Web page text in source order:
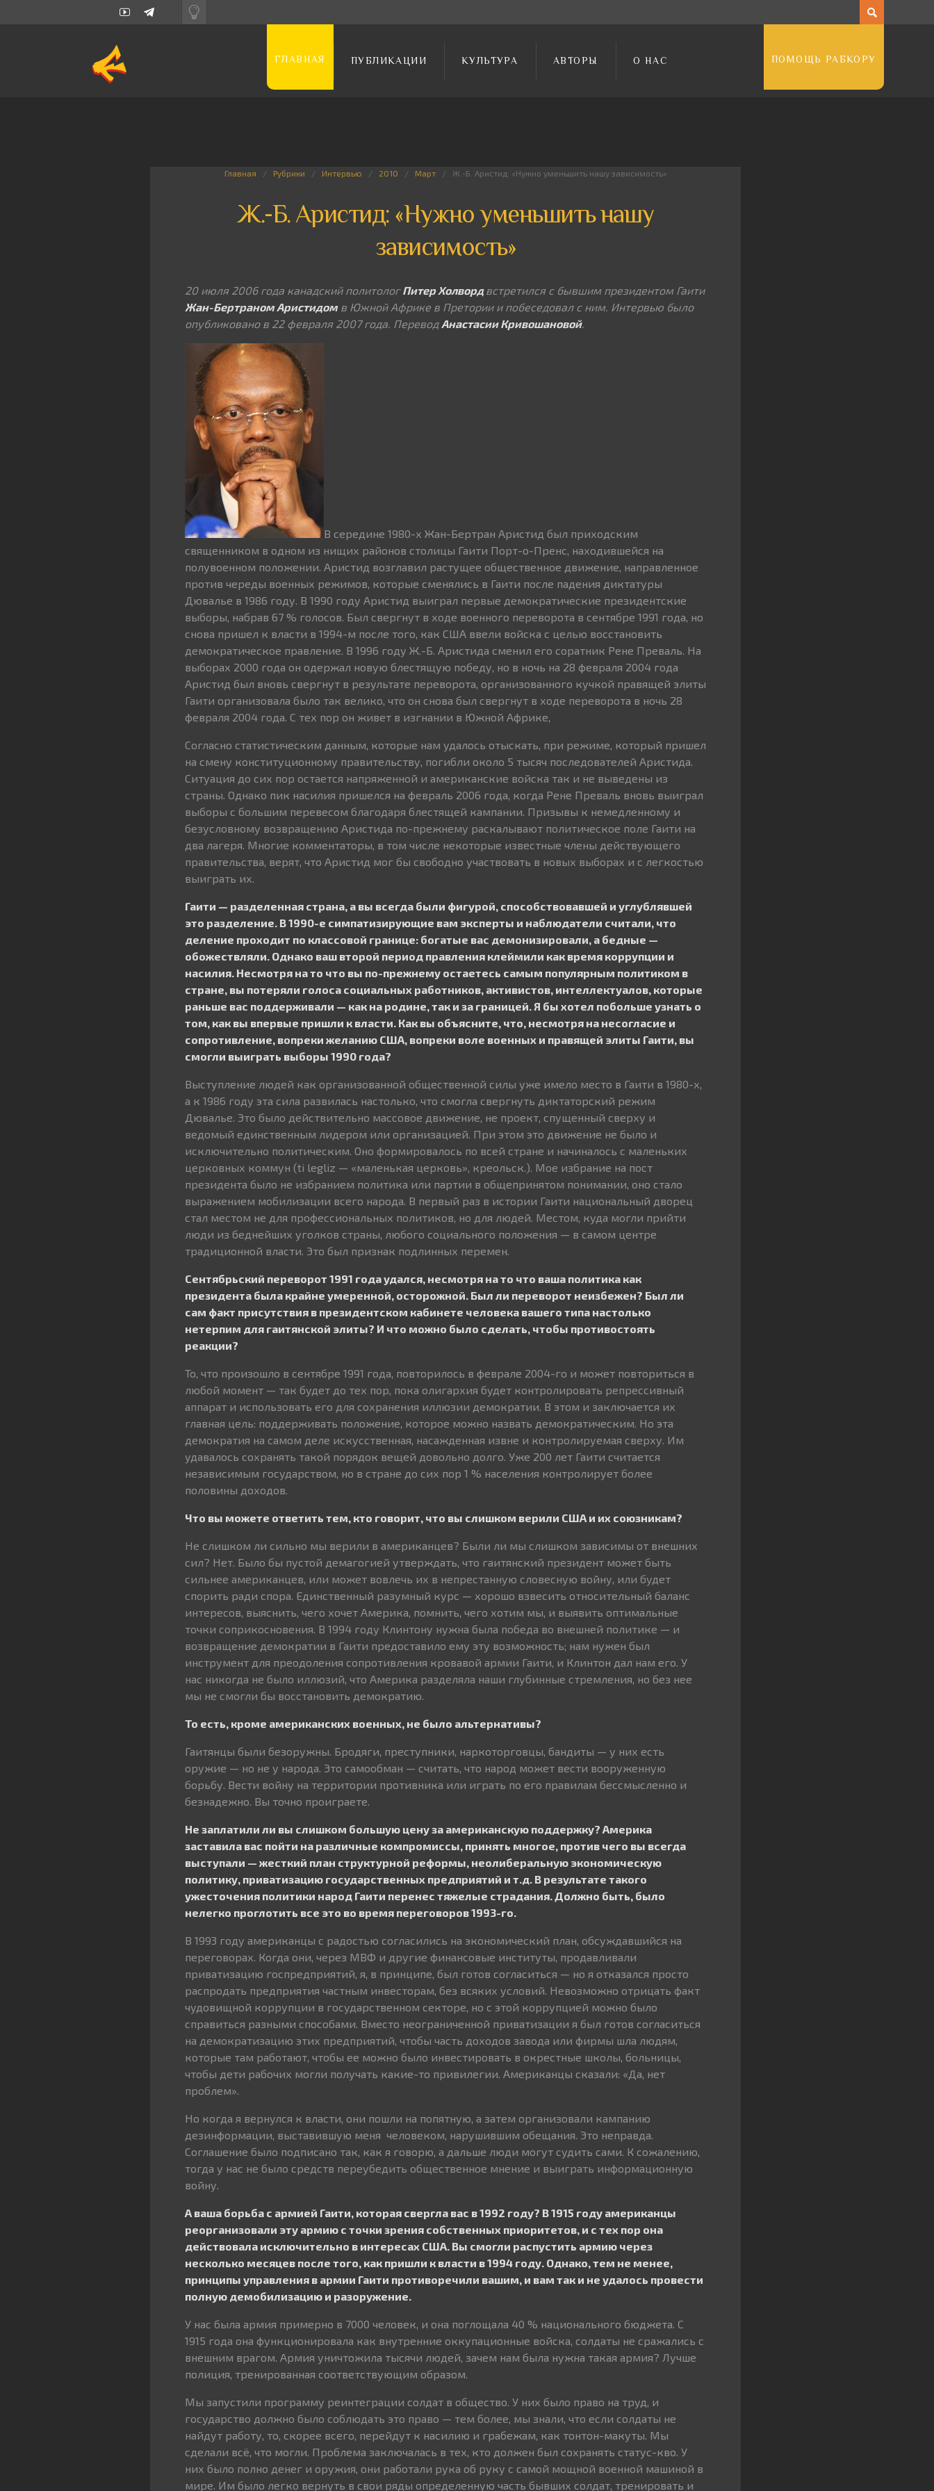
ГЛАВНАЯ ПУБЛИКАЦИИ КУЛЬТУРА АВТОРЫ О НАС ПОМОЩЬ РАБКОРУ
Главная Рубрики Интервью 2010 Март Ж.-Б. Аристид: «Нужно уменьшить нашу зависимость»
Ж.-Б. Аристид: «Нужно уменьшить нашу
зависимость»
20 июля 2006 года канадский политологПитер Холвордвстретился с бывшим президентом Гаити
Жан-Бертраном Аристидом в Южной Африке в Претории и побеседовал с ним. Интервью было
опубликовано в 22 февраля 2007 года. ПереводАнастасии Кривошановой.
В середине 1980-х Жан-Бертран Аристид был приходским
священником в одном из нищих районов столицы Гаити Порт-о-Пренс, находившейся на
полувоенном положении. Аристид возглавил растущее общественное движение, направленное
против череды военных режимов, которые сменялись в Гаити после падения диктатуры
Дювалье в 1986 году. В 1990 году Аристид выиграл первые демократические президентские
выборы, набрав 67 % голосов. Был свергнут в ходе военного переворота в сентябре 1991 года, но
снова пришел к власти в 1994-м после того, как США ввели войска с целью восстановить
демократическое правление. В 1996 году Ж.-Б. Аристида сменил его соратник Рене Преваль. На
выборах 2000 года он одержал новую блестящую победу, но в ночь на 28 февраля 2004 года
Аристид был вновь свергнут в результате переворота, организованного кучкой правящей элиты
Гаити организовала было так велико, что он снова был свергнут в ходе переворота в ночь 28
февраля 2004 года. С тех пор он живет в изгнании в Южной Африке,
Согласно статистическим данным, которые нам удалось отыскать, при режиме, который пришел
на смену конституционному правительству, погибли около 5 тысяч последователей Аристида.
Ситуация до сих пор остается напряженной и американские войска так и не выведены из
страны. Однако пик насилия пришелся на февраль 2006 года, когда Рене Преваль вновь выиграл
выборы с большим перевесом благодаря блестящей кампании. Призывы к немедленному и
безусловному возвращению Аристида по-прежнему раскалывают политическое поле Гаити на
два лагеря. Многие комментаторы, в том числе некоторые известные члены действующего
правительства, верят, что Аристид мог бы свободно участвовать в новых выборах и с легкостью
выиграть их.
Гаити — разделенная страна, а вы всегда были фигурой, способствовавшей и углублявшей
это разделение. В 1990-е симпатизирующие вам эксперты и наблюдатели считали, что
деление проходит по классовой границе: богатые вас демонизировали, а бедные —
обожествляли. Однако ваш второй период правления клеймили как время коррупции и
насилия. Несмотря на то что вы по-прежнему остаетесь самым популярным политиком в
стране, вы потеряли голоса социальных работников, активистов, интеллектуалов, которые
раньше вас поддерживали — как на родине, так и за границей. Я бы хотел побольше узнать о
том, как вы впервые пришли к власти. Как вы объясните, что, несмотря на несогласие и
сопротивление, вопреки желанию США, вопреки воле военных и правящей элиты Гаити, вы
смогли выиграть выборы 1990 года?
Выступление людей как организованной общественной силы уже имело место в Гаити в 1980-х,
а к 1986 году эта сила развилась настолько, что смогла свергнуть диктаторский режим
Дювалье. Это было действительно массовое движение, не проект, спущенный сверху и
ведомый единственным лидером или организацией. При этом это движение не было и
исключительно политическим. Оно формировалось по всей стране и начиналось с маленьких
церковных коммун (ti legliz — «маленькая церковь», креольск.). Мое избрание на пост
президента было не избранием политика или партии в общепринятом понимании, оно стало
выражением мобилизации всего народа. В первый раз в истории Гаити национальный дворец
стал местом не для профессиональных политиков, но для людей. Местом, куда могли прийти
люди из беднейших уголков страны, любого социального положения — в самом центре
традиционной власти. Это был признак подлинных перемен.
Сентябрьский переворот 1991 года удался, несмотря на то что ваша политика как
президента была крайне умеренной, осторожной. Был ли переворот неизбежен? Был ли
сам факт присутствия в президентском кабинете человека вашего типа настолько
нетерпим для гаитянской элиты? И что можно было сделать, чтобы противостоять
реакции?
То, что произошло в сентябре 1991 года, повторилось в феврале 2004-го и может повториться в
любой момент — так будет до тех пор, пока олигархия будет контролировать репрессивный
аппарат и использовать его для сохранения иллюзии демократии. В этом и заключается их
главная цель: поддерживать положение, которое можно назвать демократическим. Но эта
демократия на самом деле искусственная, насажденная извне и контролируемая сверху. Им
удавалось сохранять такой порядок вещей довольно долго. Уже 200 лет Гаити считается
независимым государством, но в стране до сих пор 1 % населения контролирует более
половины доходов.
Что вы можете ответить тем, кто говорит, что вы слишком верили США и их союзникам?
Не слишком ли сильно мы верили в американцев? Были ли мы слишком зависимы от внешних
сил? Нет. Было бы пустой демагогией утверждать, что гаитянский президент может быть
сильнее американцев, или может вовлечь их в непрестанную словесную войну, или будет
спорить ради спора. Единственный разумный курс — хорошо взвесить относительный баланс
интересов, выяснить, чего хочет Америка, помнить, чего хотим мы, и выявить оптимальные
точки соприкосновения. В 1994 году Клинтону нужна была победа во внешней политике — и
возвращение демократии в Гаити предоставило ему эту возможность; нам нужен был
инструмент для преодоления сопротивления кровавой армии Гаити, и Клинтон дал нам его. У
нас никогда не было иллюзий, что Америка разделяла наши глубинные стремления, но без нее
мы не смогли бы восстановить демократию.
То есть, кроме американских военных, не было альтернативы?
Гаитянцы были безоружны. Бродяги, преступники, наркоторговцы, бандиты — у них есть
оружие — но не у народа. Это самообман — считать, что народ может вести вооруженную
борьбу. Вести войну на территории противника или играть по его правилам бессмысленно и
безнадежно. Вы точно проиграете.
Не заплатили ли вы слишком большую цену за американскую поддержку? Америка
заставила вас пойти на различные компромиссы, принять многое, против чего вы всегда
выступали — жесткий план структурной реформы, неолиберальную экономическую
политику, приватизацию государственных предприятий и т.д. В результате такого
ужесточения политики народ Гаити перенес тяжелые страдания. Должно быть, было
нелегко проглотить все это во время переговоров 1993-го.
В 1993 году американцы с радостью согласились на экономический план, обсуждавшийся на
переговорах. Когда они, через МВФ и другие финансовые институты, продавливали
приватизацию госпредприятий, я, в принципе, был готов согласиться — но я отказался просто
распродать предприятия частным инвесторам, без всяких условий. Невозможно отрицать факт
чудовищной коррупции в государственном секторе, но с этой коррупцией можно было
справиться разными способами. Вместо неограниченной приватизации я был готов согласиться
на демократизацию этих предприятий, чтобы часть доходов завода или фирмы шла людям,
которые там работают, чтобы ее можно было инвестировать в окрестные школы, больницы,
чтобы дети рабочих могли получать какие-то привилегии. Американцы сказали: «Да, нет
проблем».
Но когда я вернулся к власти, они пошли на попятную, а затем организовали кампанию
дезинформации, выставившую меня человеком, нарушившим обещания. Это неправда.
Соглашение было подписано так, как я говорю, а дальше люди могут судить сами. К сожалению,
тогда у нас не было средств переубедить общественное мнение и выиграть информационную
войну.
А ваша борьба с армией Гаити, которая свергла вас в 1992 году? В 1915 году американцы
реорганизовали эту армию с точки зрения собственных приоритетов, и с тех пор она
действовала исключительно в интересах США. Вы смогли распустить армию через
несколько месяцев после того, как пришли к власти в 1994 году. Однако, тем не менее,
принципы управления в армии Гаити противоречили вашим, и вам так и не удалось провести
полную демобилизацию и разоружение.
У нас была армия примерно в 7000 человек, и она поглощала 40 % национального бюджета. С
1915 года она функционировала как внутренние оккупационные войска, солдаты не сражались с
внешним врагом. Армия уничтожила тысячи людей, зачем нам была нужна такая армия? Лучше
полиция, тренированная соответствующим образом.
Мы запустили программу реинтеграции солдат в общество. У них было право на труд, и
государство должно было соблюдать это право — тем более, мы знали, что если солдаты не
найдут работу, то, скорее всего, перейдут к насилию и грабежам, как тонтон-макуты. Мы
сделали всё, что могли. Проблема заключалась в тех, кто должен был сохранять статус-кво. У
них было полно денег и оружия, они работали рука об руку с самой мощной военной машиной в
мире. Им было легко вернуть в свои ряды определенную часть бывших солдат, тренировать и